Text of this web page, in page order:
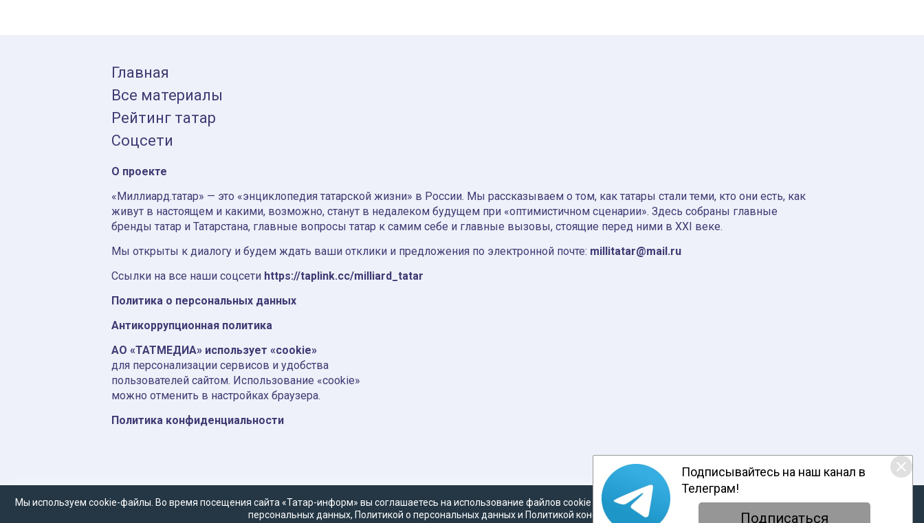
Главная
Все материалы
Рейтинг татар
Соцсети
О проекте
«Миллиард.татар» — это «энциклопедия татарской жизни» в России. Мы рассказываем о том, как татары стали теми, кто они есть, как
живут в настоящем и какими, возможно, станут в недалеком будущем при «оптимистичном сценарии». Здесь собраны главные
бренды татар и Татарстана, главные вопросы татар к самим себе и главные вызовы, стоящие перед ними в XXI веке.
Мы открыты к диалогу и будем ждать ваши отклики и предложения по электронной почте: millitatar@mail.ru
Ссылки на все наши соцсети https://taplink.cc/milliard_tatar
Политика о персональных данных
Антикоррупционная политика
АО «ТАТМЕДИА» использует «cookie»
для персонализации сервисов и удобства
пользователей сайтом. Использование «cookie»
можно отменить в настройках браузера.
Политика конфиденциальности
Мы используем cookie-файлы. Во время посещения сайта «Татар-информ» вы соглашаетесь на использование файлов cookie в соответствии с настоящим уведомлением, согласием наобработку
персональных данных, Политикой о персональных данныхи Политикой конфиденциальности
Подписывайтесь на наш канал в
Телеграм!
Подписаться